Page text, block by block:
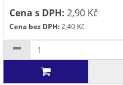
Cena s DPH: 2,90 Kč
Cena bez DPH:2,40 Kč